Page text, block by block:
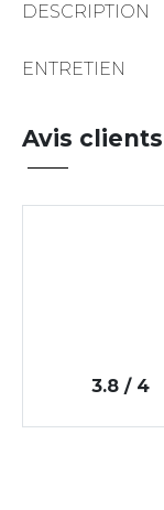
DESCRIPTION
ENTRETIEN
Avis clients
3.8 / 4